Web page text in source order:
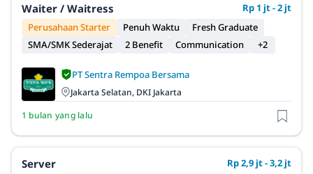
Waiter / Waitress
Rp 1 jt - 2 jt
Perusahaan Starter
Penuh Waktu
Fresh Graduate
SMA/SMK Sederajat
2 Benefit Communication +2
PT Sentra Rempoa Bersama
Jakarta Selatan, DKI Jakarta
1 bulan yang lalu
Server
Rp 2,9 jt - 3,2 jt